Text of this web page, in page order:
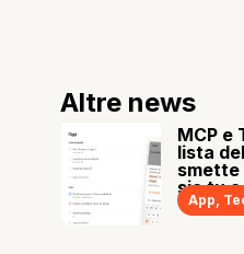
Altre news
MCP e
lista
smette
sia tu
App,